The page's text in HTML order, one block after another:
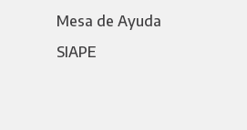
Mesa de Ayuda
SIAPE